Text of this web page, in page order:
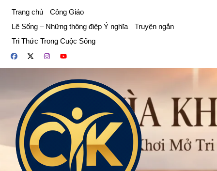
phần
dung
Trang chủ
Công Giáo
Lẽ Sống – Những thông điệp Ý nghĩa
Truyện ngắn
Tri Thức Trong Cuộc Sống